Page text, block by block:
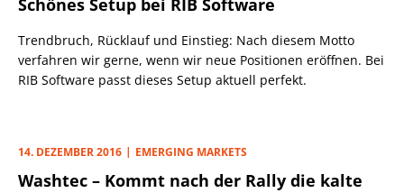
Schönes Setup bei RIB Software
Trendbruch, Rücklauf und Einstieg: Nach diesem Motto
verfahren wir gerne, wenn wir neue Positionen eröffnen. Bei
RIB Software passt dieses Setup aktuell perfekt.
14. DEZEMBER 2016 EMERGING MARKETS
Washtec – Kommt nach der Rally die kalte